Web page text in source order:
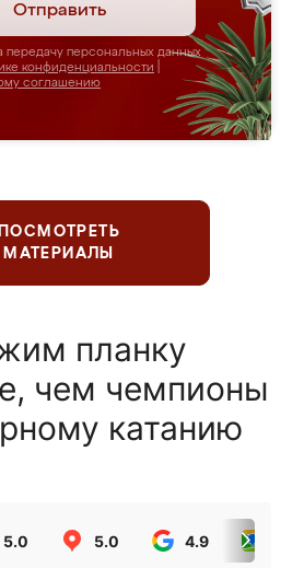
Отправить
передачу персональных данных
конфиденциальности
соглашению
ПОСМОТРЕТЬ
МАТЕРИАЛЫ
планку
чем чемпионы
катанию
5.0 5.0 4.9